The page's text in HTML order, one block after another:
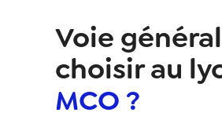
Voie
choisir au
MCO ?